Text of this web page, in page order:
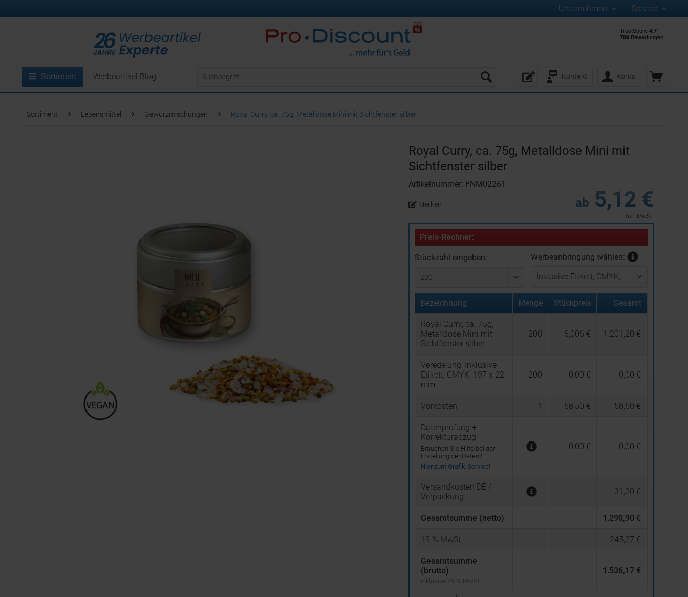
Unternehmen Service
Kontakt Konto
Sortiment Werbeartikel Blog
Sortiment Lebensmittel Gewürzmischungen Royal Curry, ca. 75g, Metalldose Mini mit Sichtfenster silber
Royal Curry, ca. 75g, Metalldose Mini mit
Sichtfenster silber
Artikelnummer: FNM02261
ab 5,12 €
inkl. MwSt.
Merken
Preis-Rechner:
Stückzahl eingeben: Werbeanbringung wählen:
Bezeichnung Menge Stückpreis Gesamt
Royal Curry, ca. 75g,
Metalldose Mini mit
Sichtfenster silber
200 6,006 € 1.201,20 €
Veredelung: Inklusive
Etikett, CMYK, 197 x 22
mm
200 0,00 € 0,00 €
Vorkosten 1 58,50 € 58,50 €
Datenprüfung +
Korrekturabzug
Brauchen Sie Hilfe bei der
Erstellung der Daten?
Hier zum Grafik-Service!
0,00 € 0,00 €
Versandkosten DE /
Verpackung
31,20 €
Gesamtsumme (netto) 1.290,90 €
19 % MwSt. 245,27 €
Gesamtsumme
(brutto)
inklusive 19 % MwSt.
1.536,17 €